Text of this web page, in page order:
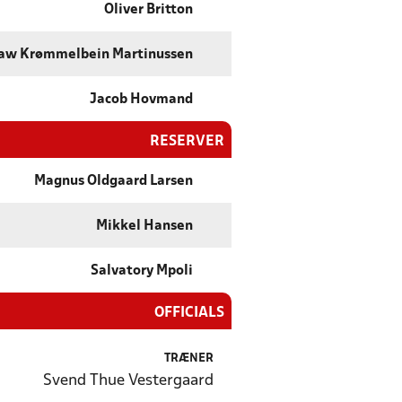
Oliver Britton
Krømmelbein Martinussen
Jacob Hovmand
RESERVER
Magnus Oldgaard Larsen
Mikkel Hansen
Salvatory Mpoli
OFFICIALS
TRÆNER
Svend Thue Vestergaard